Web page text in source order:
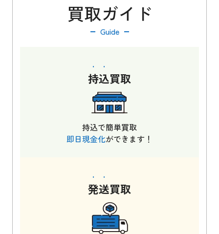
買取ガイド
Guide
持込買取
持込で簡単買取
即日現金化ができます！
発送買取